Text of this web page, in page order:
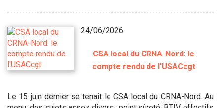
24/06/2026
CSA local du CRNA-Nord: le
compte rendu de l'USACcgt
Le 15 juin dernier se tenait le CSA local du CRNA-Nord. Au